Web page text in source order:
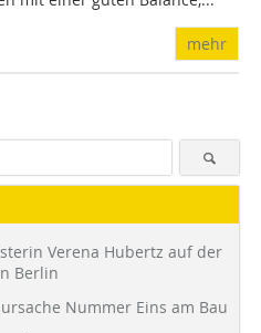
mehr
Verena Hubertz auf der
Berlin
Nummer Eins am Bau